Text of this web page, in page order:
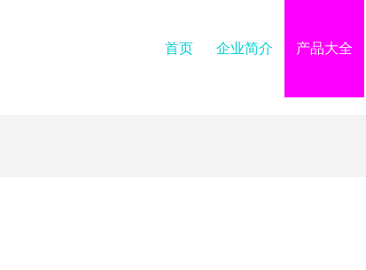
首页 企业简介 产品大全